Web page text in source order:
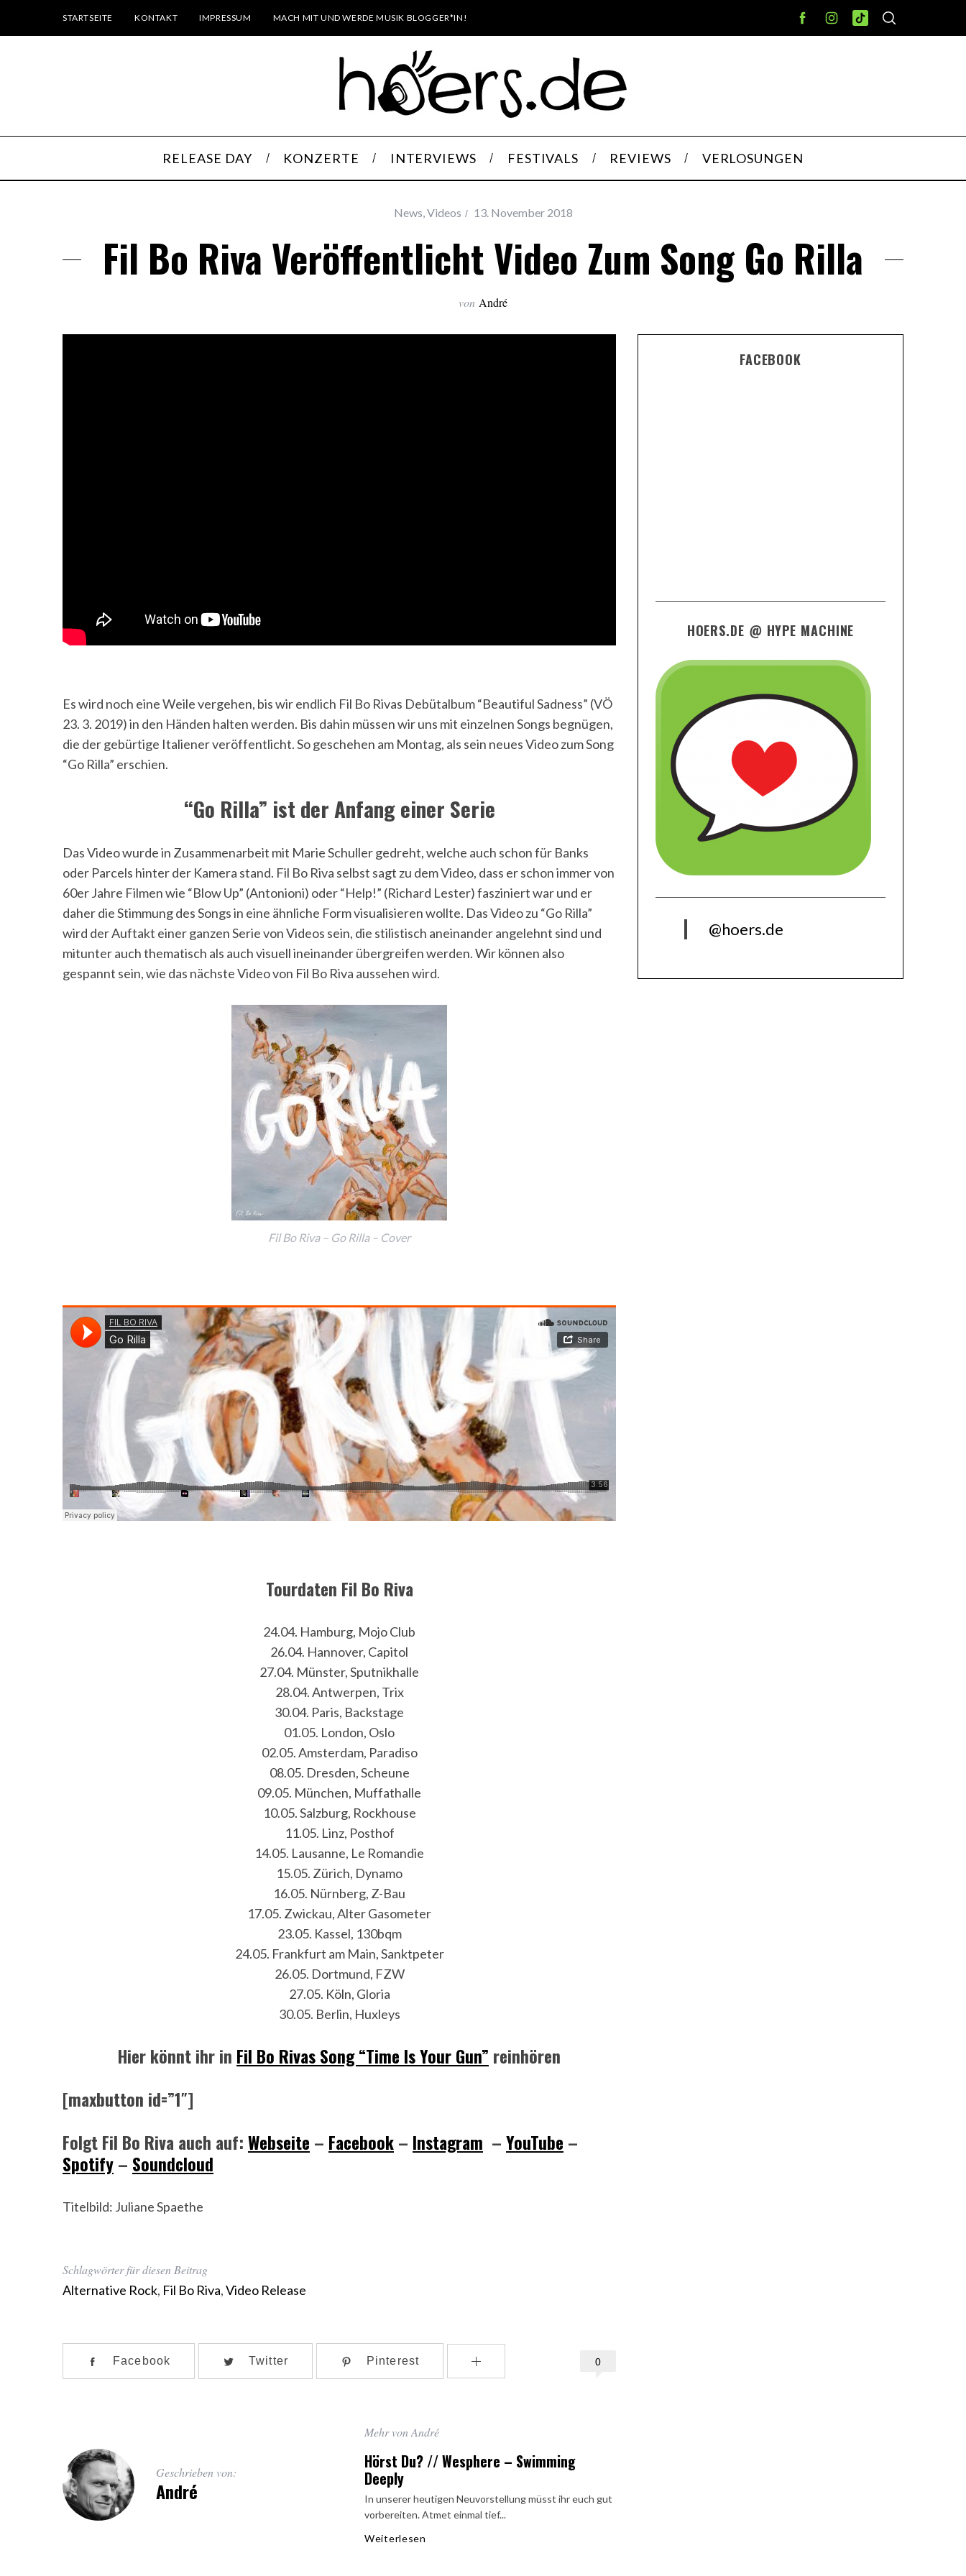
STARTSEITE KONTAKT IMPRESSUM MACH MIT UND WERDE MUSIK BLOGGER*IN!
RELEASE DAY KONZERTE INTERVIEWS FESTIVALS REVIEWS VERLOSUNGEN
News,Videos 13. November 2018
Fil Bo Riva Veröffentlicht Video Zum Song Go Rilla
von André
Es wird noch eine Weile vergehen, bis wir endlich Fil Bo Rivas Debütalbum “Beautiful Sadness” (VÖ
23. 3. 2019) in den Händen halten werden. Bis dahin müssen wir uns mit einzelnen Songs begnügen,
die der gebürtige Italiener veröffentlicht. So geschehen am Montag, als sein neues Video zum Song
“Go Rilla” erschien.
“Go Rilla” ist der Anfang einer Serie
Das Video wurde in Zusammenarbeit mit Marie Schuller gedreht, welche auch schon für Banks
oder Parcels hinter der Kamera stand. Fil Bo Riva selbst sagt zu dem Video, dass er schon immer von
60er Jahre Filmen wie “Blow Up” (Antonioni) oder “Help!” (Richard Lester) fasziniert war und er
daher die Stimmung des Songs in eine ähnliche Form visualisieren wollte. Das Video zu “Go Rilla”
wird der Auftakt einer ganzen Serie von Videos sein, die stilistisch aneinander angelehnt sind und
mitunter auch thematisch als auch visuell ineinander übergreifen werden. Wir können also
gespannt sein, wie das nächste Video von Fil Bo Riva aussehen wird.
Fil Bo Riva – Go Rilla – Cover
Tourdaten Fil Bo Riva
24.04. Hamburg, Mojo Club
26.04. Hannover, Capitol
27.04. Münster, Sputnikhalle
28.04. Antwerpen, Trix
30.04. Paris, Backstage
01.05. London, Oslo
02.05. Amsterdam, Paradiso
08.05. Dresden, Scheune
09.05. München, Muffathalle
10.05. Salzburg, Rockhouse
11.05. Linz, Posthof
14.05. Lausanne, Le Romandie
15.05. Zürich, Dynamo
16.05. Nürnberg, Z-Bau
17.05. Zwickau, Alter Gasometer
23.05. Kassel, 130bqm
24.05. Frankfurt am Main, Sanktpeter
26.05. Dortmund, FZW
27.05. Köln, Gloria
30.05. Berlin, Huxleys
Hier könnt ihr in Fil Bo Rivas Song “Time Is Your Gun” reinhören
[maxbutton id=”1″]
Folgt Fil Bo Riva auch auf: Webseite – Facebook – Instagram – YouTube –
Spotify – Soundcloud
Titelbild: Juliane Spaethe
Schlagwörter für diesen Beitrag
Alternative Rock, Fil Bo Riva,Video Release
0
Facebook Twitter Pinterest
Geschrieben von:
André
Mehr von André
Hörst Du? // Wesphere – Swimming
Deeply
In unserer heutigen Neuvorstellung müsst ihr euch gut
vorbereiten. Atmet einmal tief...
Weiterlesen
FACEBOOK
HOERS.DE @ HYPE MACHINE
@hoers.de